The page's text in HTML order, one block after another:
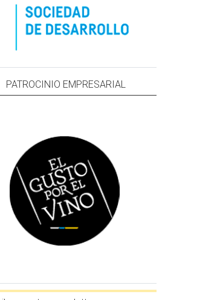
PATROCINIO EMPRESARIAL